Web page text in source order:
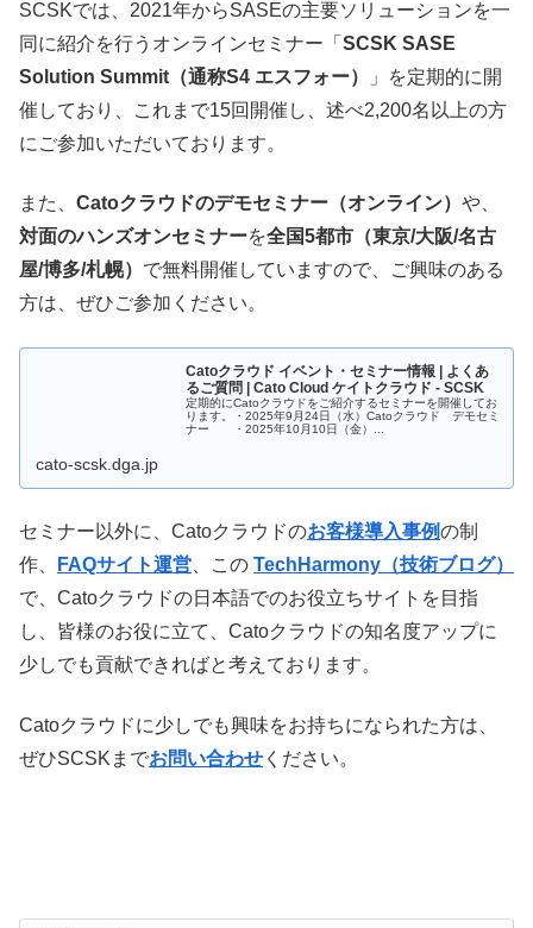
SCSKでは、2021年からSASEの主要ソリューションを一
同に紹介を行うオンラインセミナー「 SCSK SASE
Solution Summit（通称S4 エスフォー）
」を定期的に開
催しており、これまで15回開催し、述べ2,200名以上の方
にご参加いただいております。
また、 Catoクラウドのデモセミナー（オンライン） や、
対面のハンズオンセミナーを全国5都市（東京/大阪/名古
屋/博多/札幌） で無料開催していますので、ご興味のある
方は、ぜひご参加ください。
Catoクラウド イベント・セミナー情報 | よくあ
るご質問 | Cato Cloud ケイトクラウド - SCSK
定期的にCatoクラウドをご紹介するセミナーを開催してお
ります。・2025年9月24日（水）Catoクラウド デモセミ
ナー ・2025年10月10日（金）...
cato-scsk.dga.jp
セミナー以外に、Catoクラウドのお客様導入事例の制
作、
FAQサイト運営 、この TechHarmony（技術ブログ）
で、Catoクラウドの日本語でのお役立ちサイトを目指
し、皆様のお役に立て、Catoクラウドの知名度アップに
少しでも貢献できればと考えております。
Catoクラウドに少しでも興味をお持ちになられた方は、
ぜひSCSKまでお問い合わせ ください。